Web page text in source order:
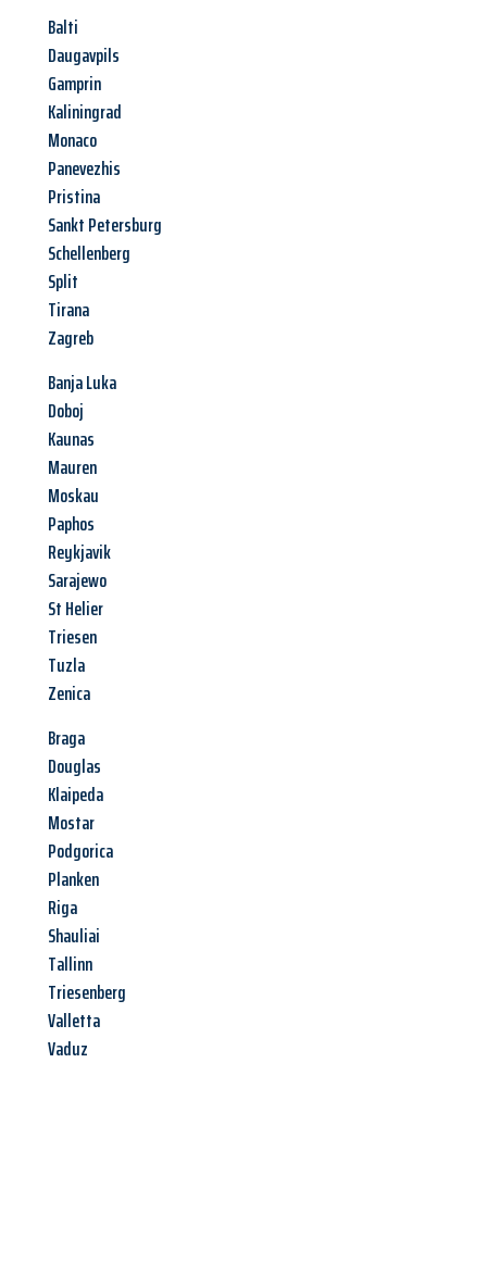
Balti
Daugavpils
Gamprin
Kaliningrad
Monaco
Panevezhis
Pristina
Sankt Petersburg
Schellenberg
Split
Tirana
Zagreb
Banja Luka
Doboj
Kaunas
Mauren
Moskau
Paphos
Reykjavik
Sarajewo
St Helier
Triesen
Tuzla
Zenica
Braga
Douglas
Klaipeda
Mostar
Podgorica
Planken
Riga
Shauliai
Tallinn
Triesenberg
Valletta
Vaduz